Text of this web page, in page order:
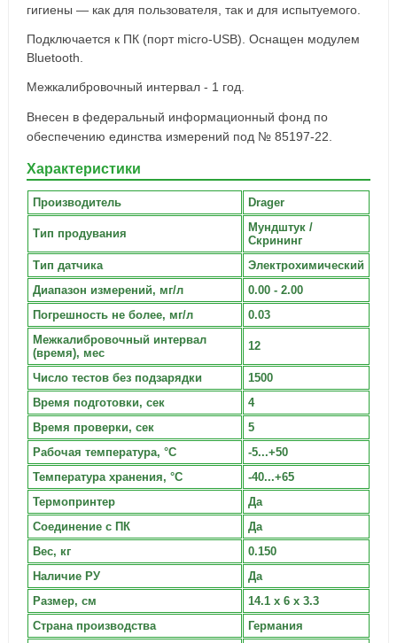
гигиены — как для пользователя, так и для испытуемого.
Подключается к ПК (порт micro-USB). Оснащен модулем
Bluetooth.
Межкалибровочный интервал - 1 год.
Внесен в федеральный информационный фонд по
обеспечению единства измерений под № 85197-22.
Характеристики
Производитель Drager
Тип продувания
Мундштук /
Скрининг
Тип датчика
Электрохимический
Диапазон измерений, мг/л
0.00 - 2.00
Погрешность не более, мг/л
0.03
Межкалибровочный интервал
(время), мес
12
Число тестов без подзарядки
1500
Время подготовки, сек
4
Время проверки, сек
5
Рабочая температура, °С
-5...+50
Температура хранения, °С
-40...+65
Термопринтер
Да
Соединение с ПК
Да
Вес, кг
0.150
Наличие РУ
Да
Размер, см
14.1 x 6 x 3.3
Страна производства
Германия